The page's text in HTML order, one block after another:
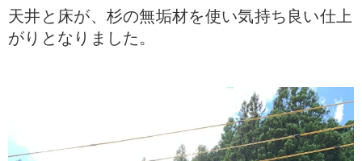
天井と床が、杉の無垢材を使い気持ち良い仕上
がりとなりました。